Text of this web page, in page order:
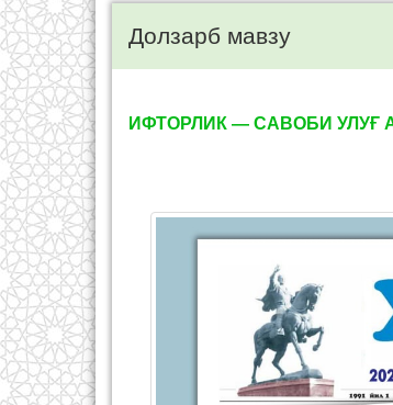
Долзарб мавзу
ИФТОРЛИК — САВОБИ УЛУҒ